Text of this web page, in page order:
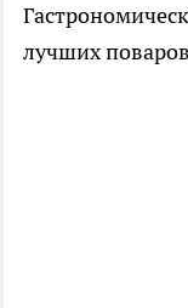
лучших